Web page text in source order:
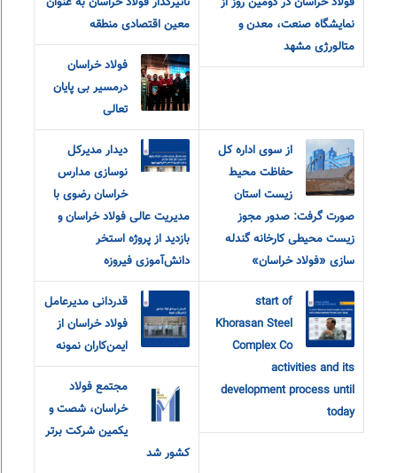
نمایشگاه صنعت، معدن و
متالورژی مشهد
معین اقتصادی منطقه
فولاد خراسان
درمسیر بی پایان
تعالی
از سوی اداره کل
حفاظت محیط
زیست استان
صورت گرفت: صدور مجوز
زیست محیطی کارخانه گندله
سازی «فولاد خراسان»
دیدار مدیرکل
نوسازی مدارس
خراسان رضوی با
مدیریت عالی فولاد خراسان و
بازدید از پروژه استخر
دانش‌آموزی فیروزه
start of
Khorasan Steel
Complex Co
activities and its
development process until
today
قدردانی مدیرعامل
فولاد خراسان از
ایمن‌کاران نمونه
مجتمع فولاد
خراسان، شصت و
یکمین شرکت برتر
کشور شد